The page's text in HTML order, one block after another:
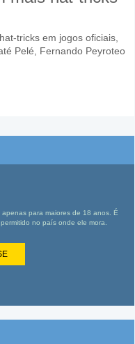
tricks em jogos oficiais,
Pelé, Fernando Peyroteo
para maiores de 18 anos. É
no país onde ele mora.